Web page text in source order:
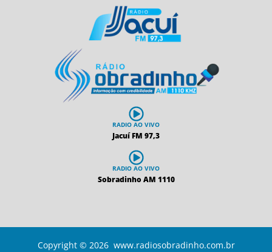
RADIO AO VIVO
Jacuí FM 97,3
RADIO AO VIVO
Sobradinho AM 1110
Copyright © 2026 www.radiosobradinho.com.br